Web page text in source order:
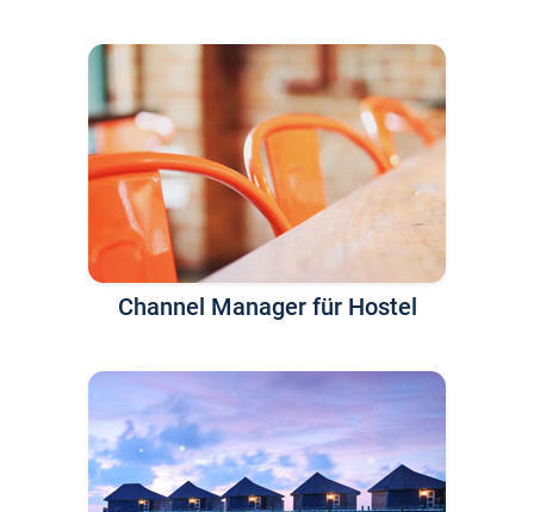
Channel Manager für Hostel